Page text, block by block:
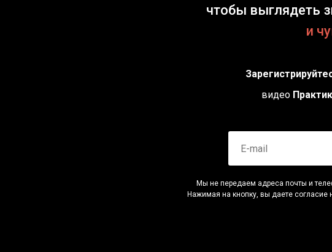
чтобы выглядеть
и
видео
Мы не передаем адреса почты и
Нажимая на кнопку, вы даете согласие